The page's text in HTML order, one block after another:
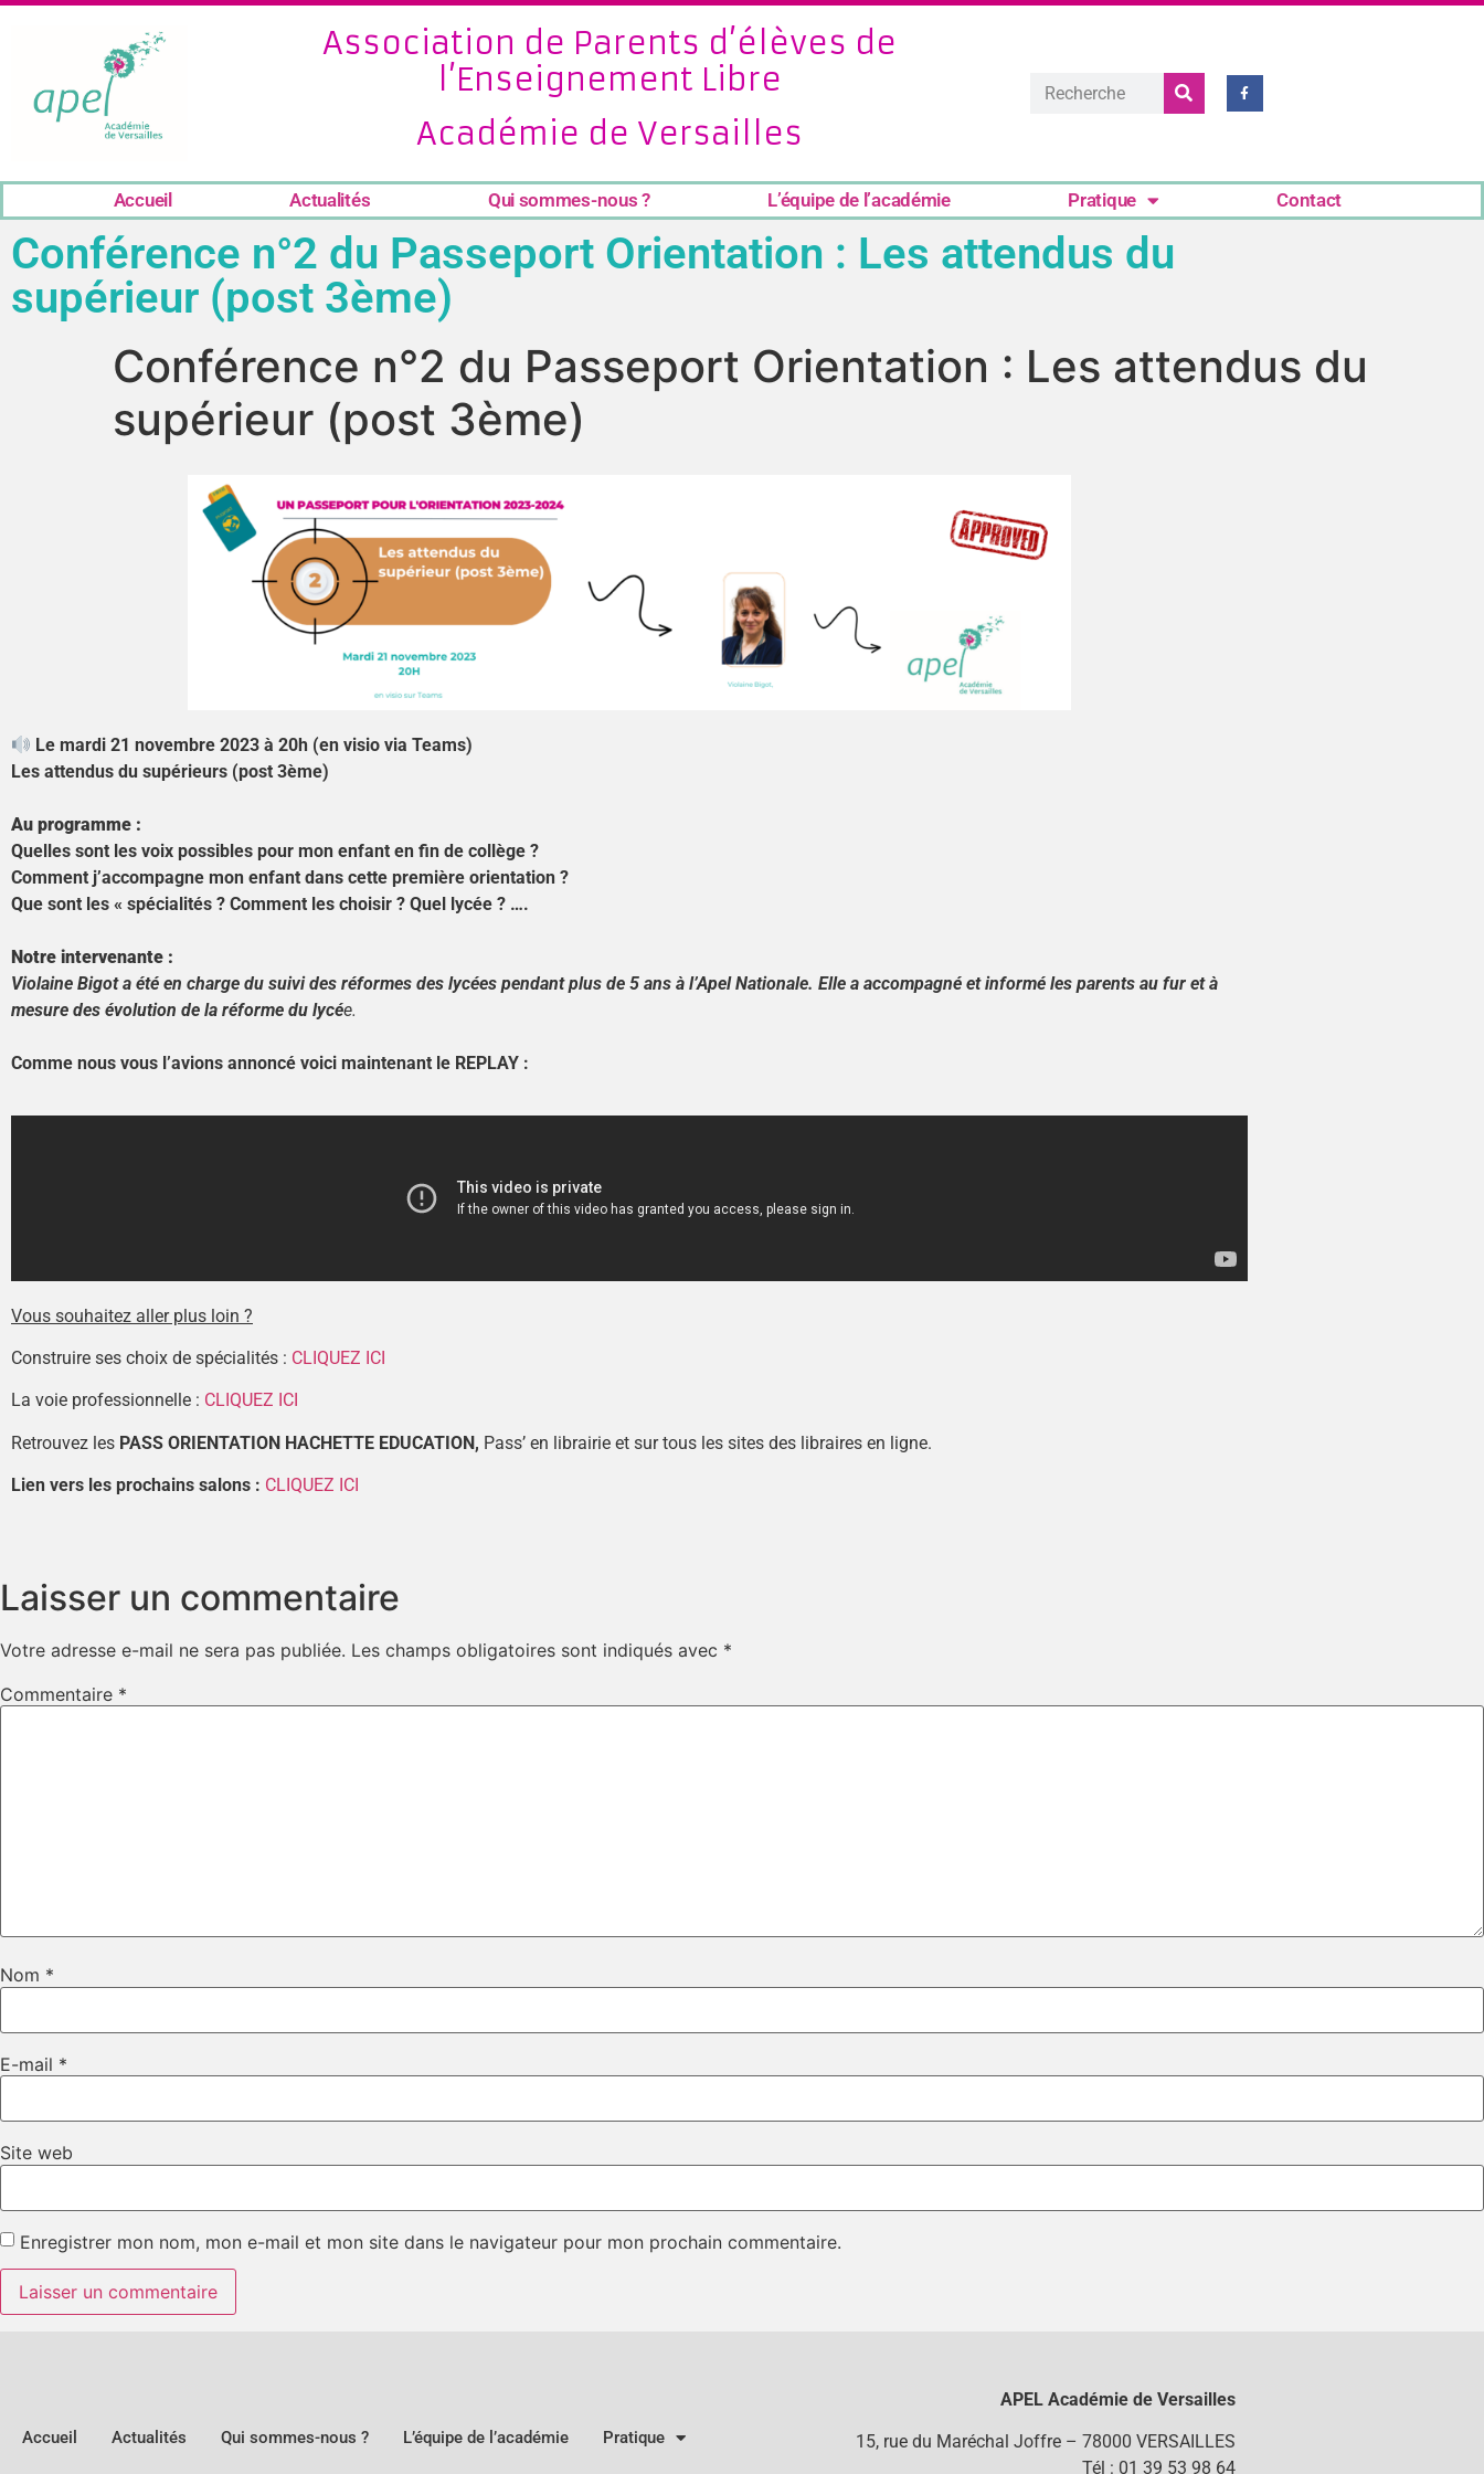
Association de Parents d’élèves de
l’Enseignement Libre
Académie de Versailles
Accueil Actualités Qui sommes-nous ? L’équipe de l’académie Pratique Contact
Conférence n°2 du Passeport Orientation : Les attendus du
supérieur (post 3ème)
Conférence n°2 du Passeport Orientation : Les attendus du
supérieur (post 3ème)
Le mardi 21 novembre 2023 à 20h (en visio via Teams)
Les attendus du supérieurs (post 3ème)
Au programme :
Quelles sont les voix possibles pour mon enfant en fin de collège ?
Comment j’accompagne mon enfant dans cette première orientation ?
Que sont les « spécialités ? Comment les choisir ? Quel lycée ? ….
Notre intervenante :
Violaine Bigot a été en charge du suivi des réformes des lycées pendant plus de 5 ans à l’Apel Nationale. Elle a accompagné et informé les parents au fur et à
mesure des évolution de la réforme du lycée.
Comme nous vous l’avions annoncé voici maintenant le REPLAY :
Vous souhaitez aller plus loin ?
Construire ses choix de spécialités : CLIQUEZ ICI
La voie professionnelle : CLIQUEZ ICI
Retrouvez les PASS ORIENTATION HACHETTE EDUCATION, Pass’ en librairie et sur tous les sites des libraires en ligne.
Lien vers les prochains salons : CLIQUEZ ICI
Laisser un commentaire
Votre adresse e-mail ne sera pas publiée. Les champs obligatoires sont indiqués avec *
Commentaire *
Nom *
E-mail *
Site web
Enregistrer mon nom, mon e-mail et mon site dans le navigateur pour mon prochain commentaire.
Accueil Actualités Qui sommes-nous ? L’équipe de l’académie Pratique
APEL Académie de Versailles
15, rue du Maréchal Joffre – 78000 VERSAILLES
Tél : 01 39 53 98 64